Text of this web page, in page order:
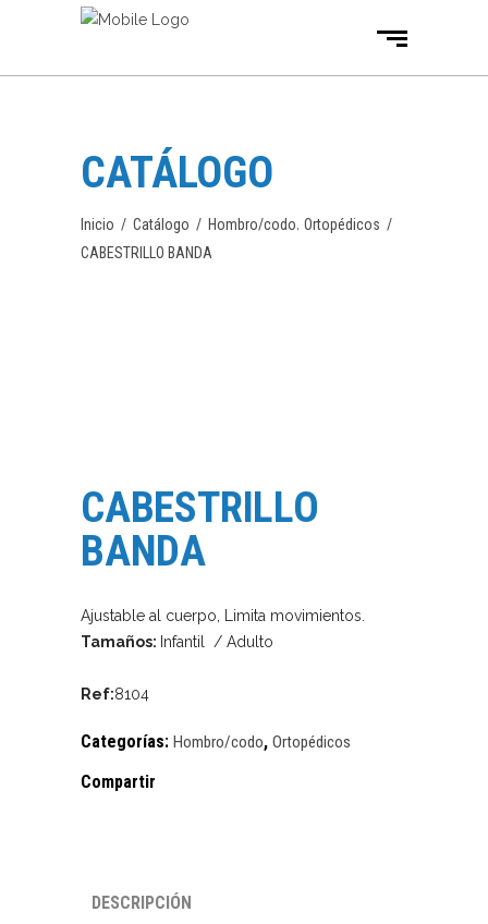
CATÁLOGO
Inicio / Catálogo / Hombro/codo Ortopédicos /
CABESTRILLO BANDA
CABESTRILLO
BANDA
Ajustable al cuerpo, Limita movimientos.
Tamaños: Infantil / Adulto
Ref:8104
Categorías: Hombro/codo, Ortopédicos
Compartir
DESCRIPCIÓN